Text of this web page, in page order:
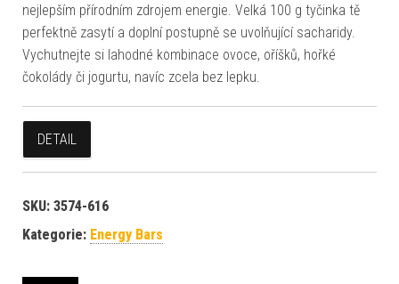
nejlepším přírodním zdrojem energie. Velká 100 g tyčinka tě
perfektně zasytí a doplní postupně se uvolňující sacharidy.
Vychutnejte si lahodné kombinace ovoce, oříšků, hořké
čokolády či jogurtu, navíc zcela bez lepku.
DETAIL
SKU: 3574-616
Kategorie: Energy Bars